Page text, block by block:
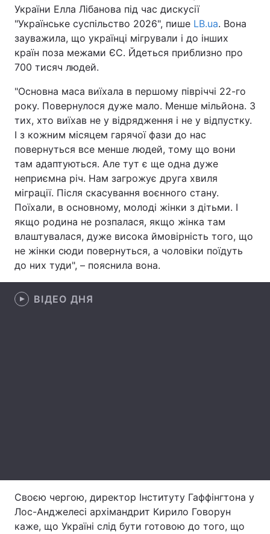
Техно і зв'язок Лайт
Зброя Інциденти
Здоров'я
Цікавинки Погода
Екологія
Лонгріди
Відео з Youtube Статті
Інтерв'ю Думки
Архів Вакансії
Контакти
Послуги
України Елла Лібанова під час дискусії
"Українське суспільство 2026", пише LB.ua. Вона
зауважила, що українці мігрували і до інших
країн поза межами ЄС. Йдеться приблизно про
700 тисяч людей.
"Основна маса виїхала в першому півріччі 22-го
року. Повернулося дуже мало. Менше мільйона. З
тих, хто виїхав не у відрядження і не у відпустку.
І з кожним місяцем гарячої фази до нас
повернуться все менше людей, тому що вони
там адаптуються. Але тут є ще одна дуже
неприємна річ. Нам загрожує друга хвиля
міграції. Після скасування воєнного стану.
Поїхали, в основному, молоді жінки з дітьми. І
якщо родина не розпалася, якщо жінка там
влаштувалася, дуже висока ймовірність того, що
не жінки сюди повернуться, а чоловіки поїдуть
до них туди", – пояснила вона.
ВІДЕО ДНЯ
Своєю чергою, директор Інституту Гаффінгтона у
Лос-Анджелесі архімандрит Кирило Говорун
каже, що Україні слід бути готовою до того, що